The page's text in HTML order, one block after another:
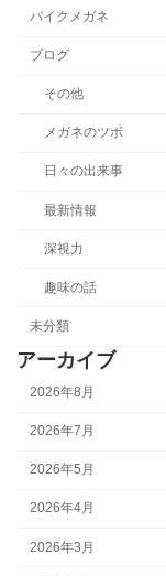
バイクメガネ
ブログ
その他
メガネのツボ
日々の出来事
最新情報
深視力
趣味の話
未分類
アーカイブ
2026年8月
2026年7月
2026年5月
2026年4月
2026年3月